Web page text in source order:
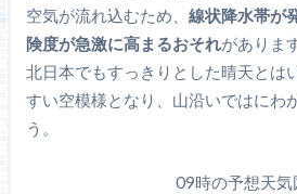
空気が流れ込むため、 線状降水帯が
険度が急激に高まるおそれがありま
北日本でもすっきりとした晴天とは
すい空模様となり、山沿いではにわ
う。
09時の予想天気